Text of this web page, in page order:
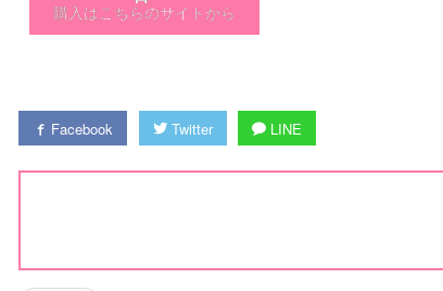
購入はこちらのサイトから
Facebook Twitter LINE